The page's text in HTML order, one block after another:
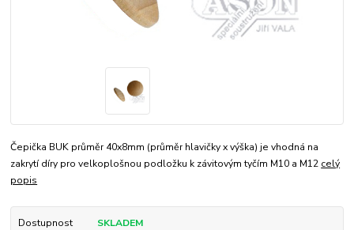
Čepička BUK průměr 40x8mm (průměr hlavičky x výška) je vhodná na
zakrytí díry pro velkoplošnou podložku k závitovým tyčím M10 a M12 celý
popis
Dostupnost
SKLADEM